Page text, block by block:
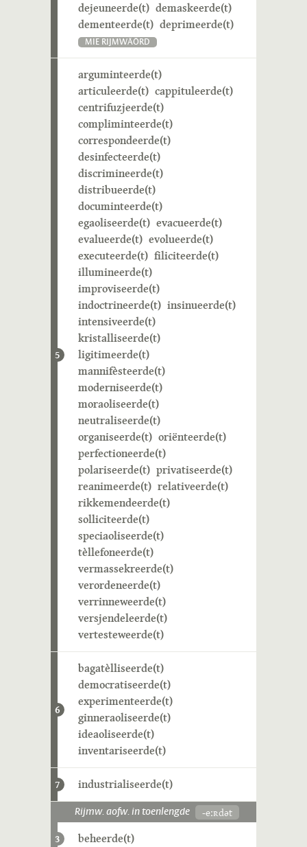
dejeuneerde(t) demaskeerde(t)
dementeerde(t) deprimeerde(t)
MIE RIJMWÄÖRD
5
arguminteerde(t)
articuleerde(t) cappituleerde(t)
centrifuzjeerde(t)
compliminteerde(t)
correspondeerde(t)
desinfecteerde(t)
discrimineerde(t)
distribueerde(t)
documinteerde(t)
egaoliseerde(t) evacueerde(t)
evalueerde(t) evolueerde(t)
executeerde(t) filiciteerde(t)
illumineerde(t)
improviseerde(t)
indoctrineerde(t) insinueerde(t)
intensiveerde(t)
kristalliseerde(t)
ligitimeerde(t)
mannifèsteerde(t)
moderniseerde(t)
moraoliseerde(t)
neutraliseerde(t)
organiseerde(t) oriënteerde(t)
perfectioneerde(t)
polariseerde(t) privatiseerde(t)
reanimeerde(t) relativeerde(t)
rikkemendeerde(t)
solliciteerde(t)
speciaoliseerde(t)
tèllefoneerde(t)
vermassekreerde(t)
verordeneerde(t)
verrinneweerde(t)
versjendeleerde(t)
vertesteweerde(t)
6
bagatèlliseerde(t)
democratiseerde(t)
experimenteerde(t)
ginneraoliseerde(t)
ideaoliseerde(t)
inventariseerde(t)
7 industrialiseerde(t)
Rijmw. aofw. in toenlengde -eːʀdət
3 beheerde(t)